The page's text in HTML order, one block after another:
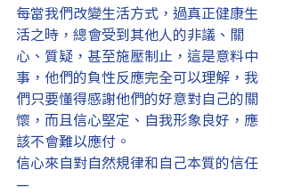
每當我們改變生活方式，過真正健康生
活之時，總會受到其他人的非議、關
心、質疑，甚至施壓制止，這是意料中
事，他們的負性反應完全可以理解，我
們只要懂得感謝他們的好意對自己的關
懷，而且信心堅定、自我形象良好，應
該不會難以應付。
信心來自對自然規律和自己本質的信任
—